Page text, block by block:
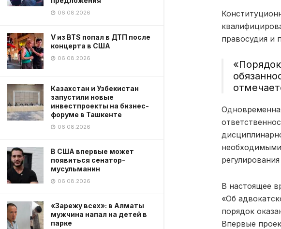
06.08.2026
V из BTS попал в ДТП после
концерта в США
06.08.2026
Казахстан и Узбекистан
запустили новые
инвестпроекты на бизнес-
форуме в Ташкенте
06.08.2026
В США впервые может
появиться сенатор-
мусульманин
06.08.2026
«Зарежу всех»: в Алматы
мужчина напал на детей в
парке
правосудия и
необходимыми
В настоящее
«Об
порядок
Впервые